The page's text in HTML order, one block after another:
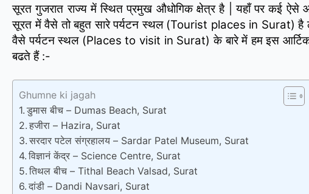
सूरत गुजरात राज्य में स्थित प्रमुख औधोगिक क्षेत्र है | यहाँ पर कई
सूरत में वैसे तो बहुत सारे पर्यटन स्थल (Tourist places in Surat) है
वैसे पर्यटन स्थल (Places to visit in Surat) के बारे में हम इस
बढते हैं :-
Ghumne ki jagah
डुमास बीच – Dumas Beach, Surat
हजीरा – Hazira, Surat
सरदार पटेल संग्रहालय – Sardar Patel Museum, Surat
विज्ञानं केंद्र – Science Centre, Surat
तिथल बीच – Tithal Beach Valsad, Surat
दांडी – Dandi Navsari, Surat